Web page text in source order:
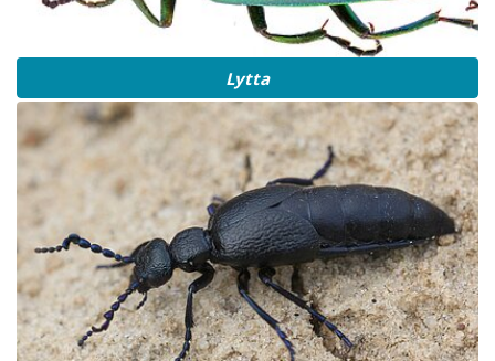
Lytta